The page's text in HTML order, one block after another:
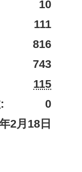
10
111
816
743
115
0
2月18日